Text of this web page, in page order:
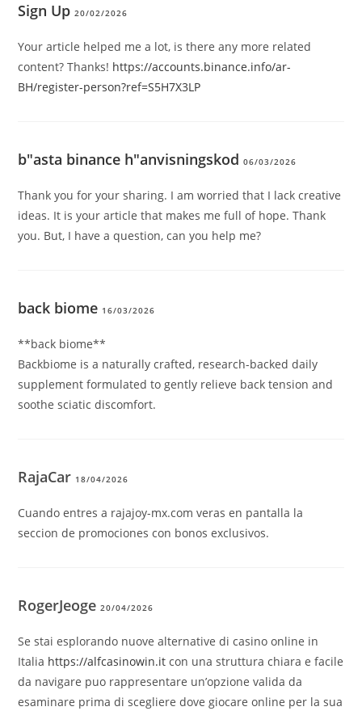
Sign Up 20/02/2026
Your article helped me a lot, is there any more related
content? Thanks! https://accounts.binance.info/ar-
BH/register-person?ref=S5H7X3LP
b"asta binance h"anvisningskod 06/03/2026
Thank you for your sharing. I am worried that I lack creative
ideas. It is your article that makes me full of hope. Thank
you. But, I have a question, can you help me?
back biome 16/03/2026
**back biome**
Backbiome is a naturally crafted, research-backed daily
supplement formulated to gently relieve back tension and
soothe sciatic discomfort.
RajaCar 18/04/2026
Cuando entres a rajajoy-mx.com veras en pantalla la
seccion de promociones con bonos exclusivos.
RogerJeoge20/04/2026
Se stai esplorando nuove alternative di casino online in
Italia https://alfcasinowin.it con una struttura chiara e facile
da navigare puo rappresentare un’opzione valida da
esaminare prima di scegliere dove giocare online per la sua